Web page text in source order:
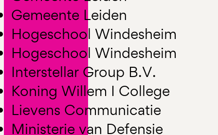
Gemeente Leiden
Hogeschool Windesheim
Hogeschool Windesheim
Interstellar Group B.V.
Koning Willem I College
Lievens Communicatie
Ministerie van Defensie